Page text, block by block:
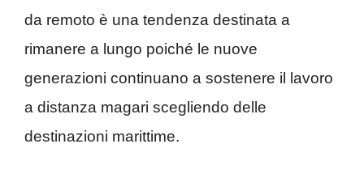
da remoto è una tendenza destinata a
rimanere a lungo poiché le nuove
generazioni continuano a sostenere il lavoro
a distanza magari scegliendo delle
destinazioni marittime.